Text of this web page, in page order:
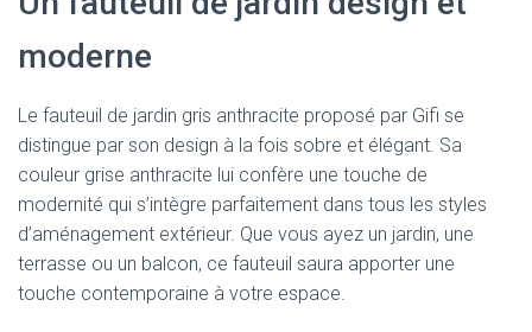
moderne
Le fauteuil de jardin gris anthracite proposé par Gifi se
distingue par son design à la fois sobre et élégant. Sa
couleur grise anthracite lui confère une touche de
modernité qui s’intègre parfaitement dans tous les styles
d’aménagement extérieur. Que vous ayez un jardin, une
terrasse ou un balcon, ce fauteuil saura apporter une
touche contemporaine à votre espace.